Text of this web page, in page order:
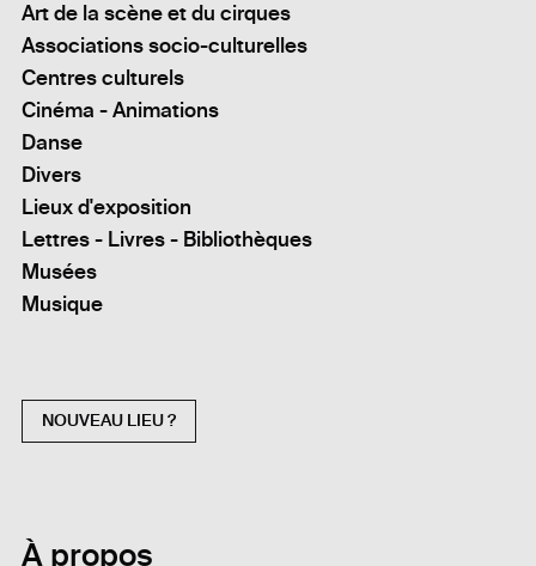
Art de la scène et du cirques
Associations socio-culturelles
Centres culturels
Cinéma - Animations
Danse
Divers
Lieux d'exposition
Lettres - Livres - Bibliothèques
Musées
Musique
NOUVEAU LIEU ?
À propos